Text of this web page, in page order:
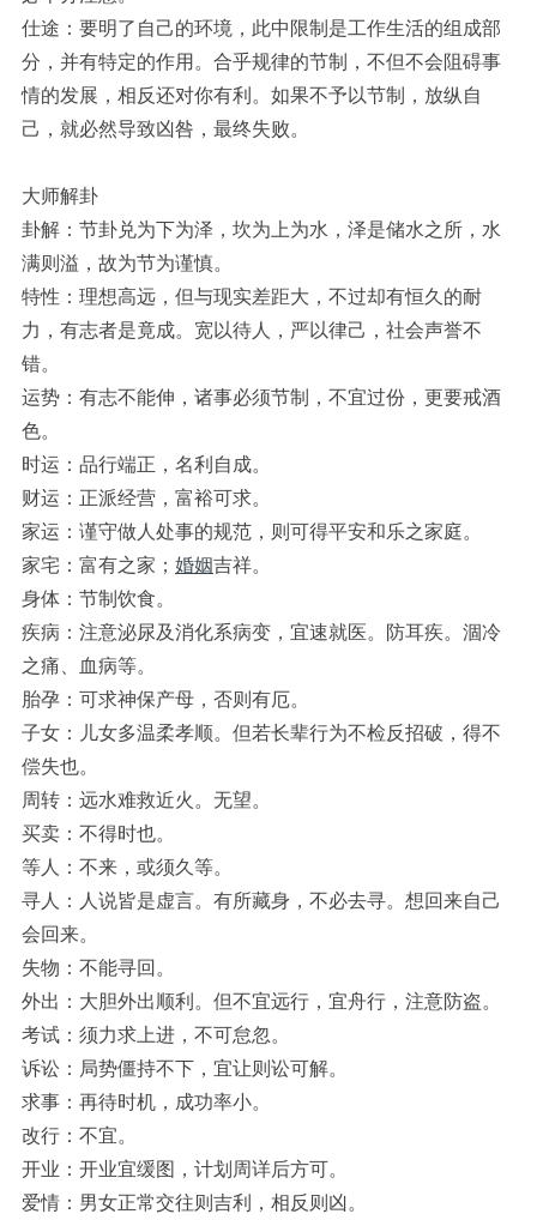
仕途：要明了自己的环境，此中限制是工作生活的组成部
分，并有特定的作用。合乎规律的节制，不但不会阻碍事
情的发展，相反还对你有利。如果不予以节制，放纵自
己，就必然导致凶咎，最终失败。
大师解卦
卦解：节卦兑为下为泽，坎为上为水，泽是储水之所，水
满则溢，故为节为谨慎。
特性：理想高远，但与现实差距大，不过却有恒久的耐
力，有志者是竟成。宽以待人，严以律己，社会声誉不
错。
运势：有志不能伸，诸事必须节制，不宜过份，更要戒酒
色。
时运：品行端正，名利自成。
财运：正派经营，富裕可求。
家运：谨守做人处事的规范，则可得平安和乐之家庭。
家宅：富有之家； 婚姻吉祥。
身体：节制饮食。
疾病：注意泌尿及消化系病变，宜速就医。防耳疾。涸冷
之痛、血病等。
胎孕：可求神保产母，否则有厄。
子女：儿女多温柔孝顺。但若长辈行为不检反招破，得不
偿失也。
周转：远水难救近火。无望。
买卖：不得时也。
等人：不来，或须久等。
寻人：人说皆是虚言。有所藏身，不必去寻。想回来自己
会回来。
失物：不能寻回。
外出：大胆外出顺利。但不宜远行，宜舟行，注意防盗。
考试：须力求上进，不可怠忽。
诉讼：局势僵持不下，宜让则讼可解。
求事：再待时机，成功率小。
改行：不宜。
开业：开业宜缓图，计划周详后方可。
爱情：男女正常交往则吉利，相反则凶。